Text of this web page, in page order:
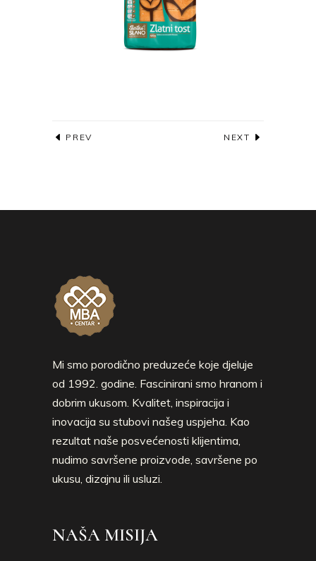
PREV NEXT
Mi smo porodično preduzeće koje djeluje
od 1992. godine. Fascinirani smo hranom i
dobrim ukusom. Kvalitet, inspiracija i
inovacija su stubovi našeg uspjeha. Kao
rezultat naše posvećenosti klijentima,
nudimo savršene proizvode, savršene po
ukusu, dizajnu ili usluzi.
NAŠA MISIJA